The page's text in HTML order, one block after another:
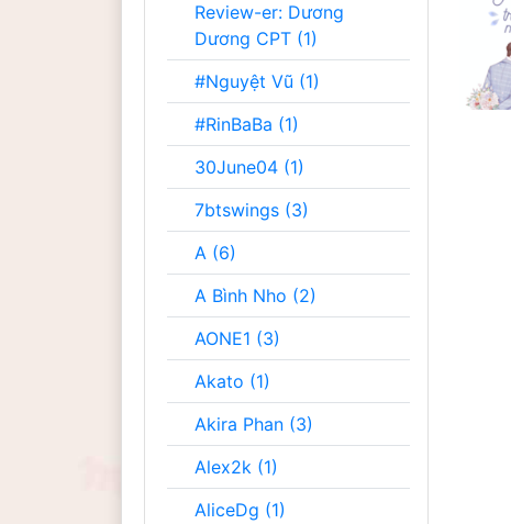
Review-er: Dương
Dương CPT (1)
#Nguyệt Vũ (1)
#RinBaBa (1)
30June04 (1)
7btswings (3)
A (6)
A Bình Nho (2)
AONE1 (3)
Akato (1)
Akira Phan (3)
Alex2k (1)
AliceDg (1)